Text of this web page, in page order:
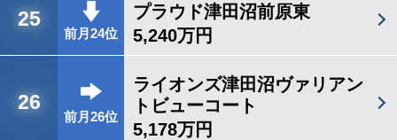
25
前月24位
プラウド津田沼前原東
5,240万円
26
前月26位
ライオンズ津田沼ヴァリアン
トビューコート
5,178万円